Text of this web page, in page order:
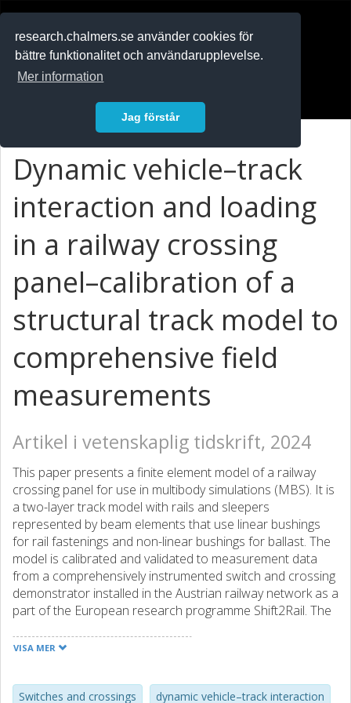
research.chalmers.se använder cookies för
bättre funktionalitet och användarupplevelse.
Mer information
Jag förstår
Dynamic vehicle–track
interaction and loading
in a railway crossing
panel–calibration of a
structural track model to
comprehensive field
measurements
Artikel i vetenskaplig tidskrift, 2024
This paper presents a finite element model of a railway
crossing panel for use in multibody simulations (MBS). It is
a two-layer track model with rails and sleepers
represented by beam elements that use linear bushings
for rail fastenings and non-linear bushings for ballast. The
model is calibrated and validated to measurement data
from a comprehensively instrumented switch and crossing
demonstrator installed in the Austrian railway network as a
part of the European research programme Shift2Rail. The
the structural response of the crossing panel under traffic
form of displacements, strains, and sleeper-ballast contact
VISA MER
Switches and crossings dynamic vehicle–track interaction